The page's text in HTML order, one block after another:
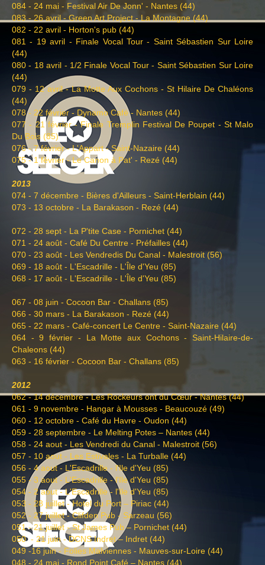
084 - 24 mai - Festival Air De Jonn' - Nantes (44)
083 - 26 avril - Green Art Project - La Montagne (44)
082 - 22 avril - Horton's pub (44)
081 - 19 avril - Finale Vocal Tour - Saint Sébastien Sur Loire
(44)
080 - 18 avril - 1/2 Finale Vocal Tour - Saint Sébastien Sur Loire
(44)
079 - 12 avril - La Motte Aux Cochons - St Hilaire De Chaléons
(44)
078 - 22 février - Dynamo Café - Nantes (44)
077 - 21 février - Finale Tremplin Festival De Poupet - St Malo
Du Bois (85)
076 - 7 février - L'Appart - Saint-Nazaire (44)
075 - 1 février - Le Canon à Pat' - Rezé (44)
2013
074 - 7 décembre - Bières d'Ailleurs - Saint-Herblain (44)
073 - 13 octobre - La Barakason - Rezé (44)
072 - 28 sept - La P'tite Case - Pornichet (44)
071 - 24 août - Café Du Centre - Préfailles (44)
070 - 23 août - Les Vendredis Du Canal - Malestroit (56)
069 - 18 août - L'Escadrille - L'Île d'Yeu (85)
068 - 17 août - L'Escadrille - L'Île d'Yeu (85)
067 - 08 juin - Cocoon Bar - Challans (85)
066 - 30 mars - La Barakason - Rezé (44)
065 - 22 mars - Café-concert Le Centre - Saint-Nazaire (44)
064 - 9 février - La Motte aux Cochons - Saint-Hilaire-de-
Chaleons (44)
063 - 16 février - Cocoon Bar - Challans (85)
2012
062 - 14 décembre - Les Rockeurs ont du Cœur - Nantes (44)
061 - 9 novembre - Hangar à Mousses - Beaucouzé (49)
060 - 12 octobre - Café du Havre - Oudon (44)
059 - 28 septembre - Le Melting Potes – Nantes (44)
058 - 24 aout - Les Vendredi du Canal - Malestroit (56)
057 - 10 aout - Les Estivales - La Turballe (44)
056 - 4 aout - L'Escadrille - l'Ile d'Yeu (85)
055 - 3 aout - L'Escadrille - l'Ile d'Yeu (85)
054 - 2 aout - L'Escadrille - l'Ile d'Yeu (85)
053 - 28 juillet - Hotel du Port – Piriac (44)
052 - 27 juillet - Clifden Pub - Sarzeau (56)
051 - 21 juillet - St James Pub – Pornichet (44)
050 - 21 juin - DCNS Indret – Indret (44)
049 -16 juin - Folies Malviennes - Mauves-sur-Loire (44)
048 - 24 mai - Rond Point Café – Nantes (44)